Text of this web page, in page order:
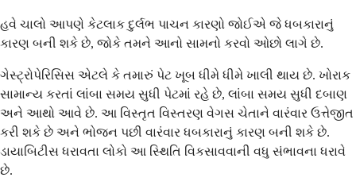
હવે ચાલો આપણે કેટલાક દુર્લભ પાચન કારણો જોઈએ જે ધબકારાનું
કારણ બની શકે છે, જોકે તમને આનો સામનો કરવો ઓછો લાગે છે.
ગેસ્ટ્રોપેરિસિસ એટલે કે તમારું પેટ ખૂબ ધીમે ધીમે ખાલી થાય છે. ખોરાક
સામાન્ય કરતાં લાંબા સમય સુધી પેટમાં રહે છે, લાંબા સમય સુધી દબાણ
અને આથો આવે છે. આ વિસ્તૃત વિસ્તરણ વેગસ ચેતાને વારંવાર ઉત્તેજીત
કરી શકે છે અને ભોજન પછી વારંવાર ધબકારાનું કારણ બની શકે છે.
ડાયાબિટીસ ધરાવતા લોકો આ સ્થિતિ વિકસાવવાની વધુ સંભાવના ધરાવે
છે.